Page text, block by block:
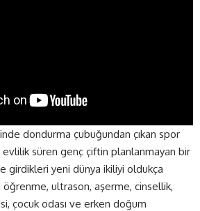
dondurma çubuğundan çıkan spor
evlilik süren genç çiftin planlanmayan bir
girdikleri yeni dünya ikiliyi oldukça
ultrason, aşerme, cinsellik,
çocuk odası ve erken doğum